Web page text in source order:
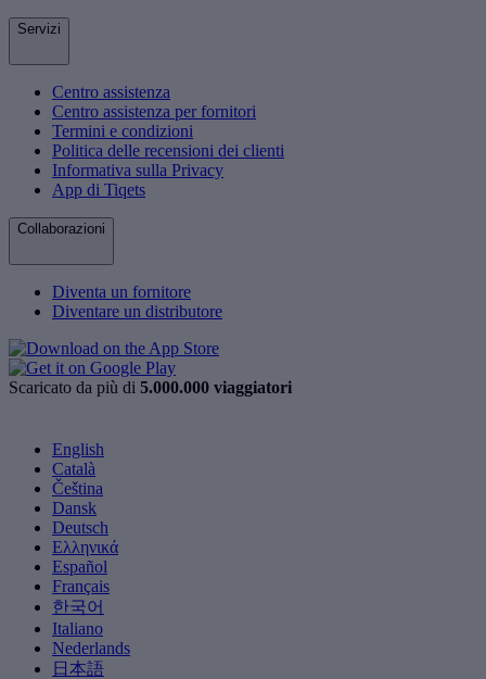
Servizi
Centro assistenza
Centro assistenza per fornitori
Termini e condizioni
Politica delle recensioni dei clienti
Informativa sulla Privacy
App di Tiqets
Collaborazioni
Diventa un fornitore
Diventare un distributore
Scaricato da più di 5.000.000 viaggiatori
English
Català
Čeština
Dansk
Deutsch
Ελληνικά
Español
Français
한국어
Italiano
Nederlands
日本語